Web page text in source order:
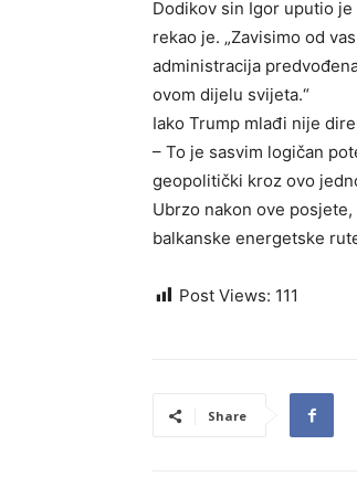
Dodikov sin Igor uputio
rekao je. „Zavisimo od
administracija
ovom dijelu svijeta.“
Iako Trump mlađi nije
– To je sasvim logičan
geopolitički kroz ovo
Ubrzo nakon ove
balkanske energetske
Post Views: 111
Share